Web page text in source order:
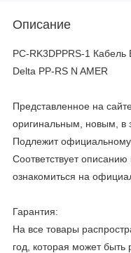
Описание
PC-RK3DPPRS-1 Кабель
Delta PP-RS N AMER
Представленное на
оригинальным, новым, в
Подлежит
Соответствует
ознакомиться на
Гарантия:
На все товары
год, которая может быть